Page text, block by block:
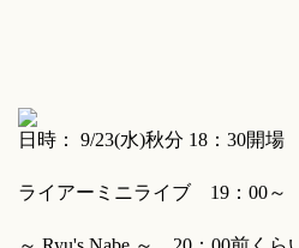
日時： 9/23(水)秋分 18：30開場
ライアーミニライブ 19：